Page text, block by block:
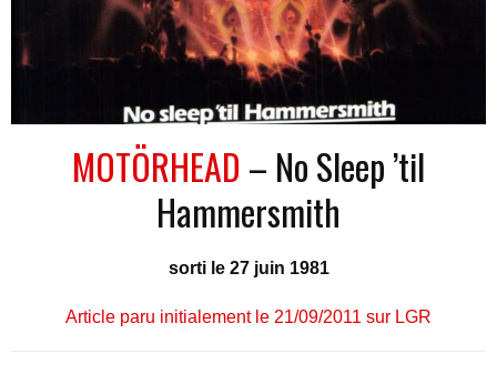
MOTÖRHEAD – No Sleep ’til
Hammersmith
sorti le 27 juin 1981
Article paru initialement le 21/09/2011 sur LGR